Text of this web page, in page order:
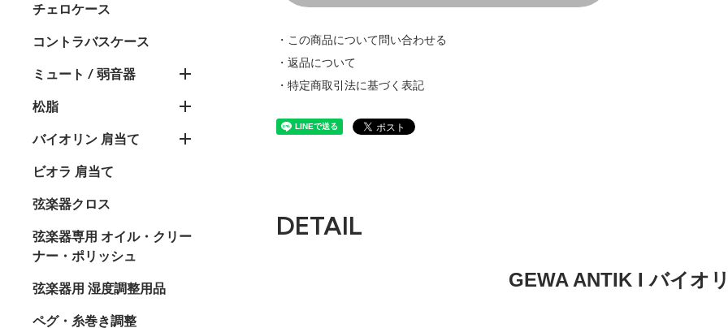
チェロケース
コントラバスケース
ミュート / 弱音器
松脂
バイオリン 肩当て
ビオラ 肩当て
弦楽器クロス
弦楽器専用 オイル・クリー
ナー・ポリッシュ
弦楽器用 湿度調整用品
ペグ・糸巻き調整
・この商品について問い合わせる
・返品について
・特定商取引法に基づく表記
DETAIL
GEWA ANTIK I バイオ